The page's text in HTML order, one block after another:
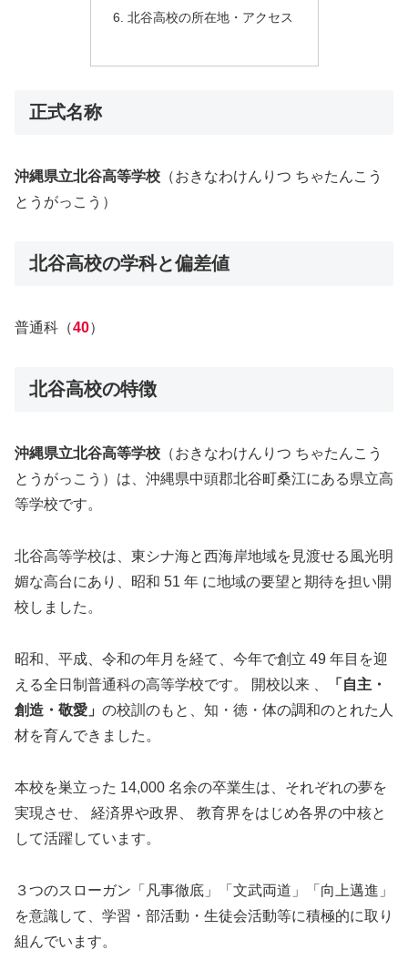
北谷高校の所在地・アクセス
正式名称
沖縄県立北谷高等学校 （おきなわけんりつ ちゃたんこう
とうがっこう）
北谷高校の学科と偏差値
普通科（40）
北谷高校の特徴
沖縄県立北谷高等学校 （おきなわけんりつ ちゃたんこう
とうがっこう）は、沖縄県中頭郡北谷町桑江にある県立高
等学校です。
北谷高等学校は、東シナ海と西海岸地域を見渡せる風光明
媚な高台にあり、昭和 51 年 に地域の要望と期待を担い開
校しました。
昭和、平成、令和の年月を経て、今年で創立 49 年目を迎
える全日制普通科の高等学校です。 開校以来 、
「自主・
創造・敬愛」 の校訓のもと、知・徳・体の調和のとれた人
材を育んできました。
本校を巣立った 14,000 名余の卒業生は、それぞれの夢を
実現させ、 経済界や政界、 教育界をはじめ各界の中核と
して活躍しています。
３つのスローガン「凡事徹底」「文武両道」「向上邁進」
を意識して、学習・部活動・生徒会活動等に積極的に取り
組んでいます。